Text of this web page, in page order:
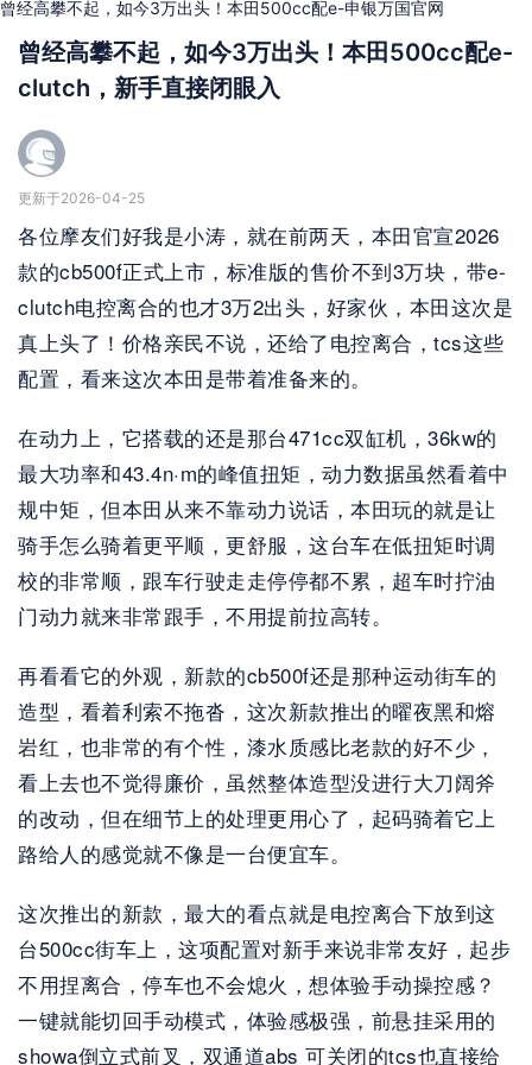
曾经高攀不起，如今3万出头！本田500cc配e-申银万国官网
曾经高攀不起，如今3万出头！本田500cc配e-
clutch，新手直接闭眼入
更新于2026-04-25
各位摩友们好我是小涛，就在前两天，本田官宣2026
款的cb500f正式上市，标准版的售价不到3万块，带e-
clutch电控离合的也才3万2出头，好家伙，本田这次是
真上头了！价格亲民不说，还给了电控离合，tcs这些
配置，看来这次本田是带着准备来的。
在动力上，它搭载的还是那台471cc双缸机，36kw的
最大功率和43.4n·m的峰值扭矩，动力数据虽然看着中
规中矩，但本田从来不靠动力说话，本田玩的就是让
骑手怎么骑着更平顺，更舒服，这台车在低扭矩时调
校的非常顺，跟车行驶走走停停都不累，超车时拧油
门动力就来非常跟手，不用提前拉高转。
再看看它的外观，新款的cb500f还是那种运动街车的
造型，看着利索不拖沓，这次新款推出的曜夜黑和熔
岩红，也非常的有个性，漆水质感比老款的好不少，
看上去也不觉得廉价，虽然整体造型没进行大刀阔斧
的改动，但在细节上的处理更用心了，起码骑着它上
路给人的感觉就不像是一台便宜车。
这次推出的新款，最大的看点就是电控离合下放到这
台500cc街车上，这项配置对新手来说非常友好，起步
不用捏离合，停车也不会熄火，想体验手动操控感？
一键就能切回手动模式，体验感极强，前悬挂采用的
showa倒立式前叉，双通道abs 可关闭的tcs也直接给